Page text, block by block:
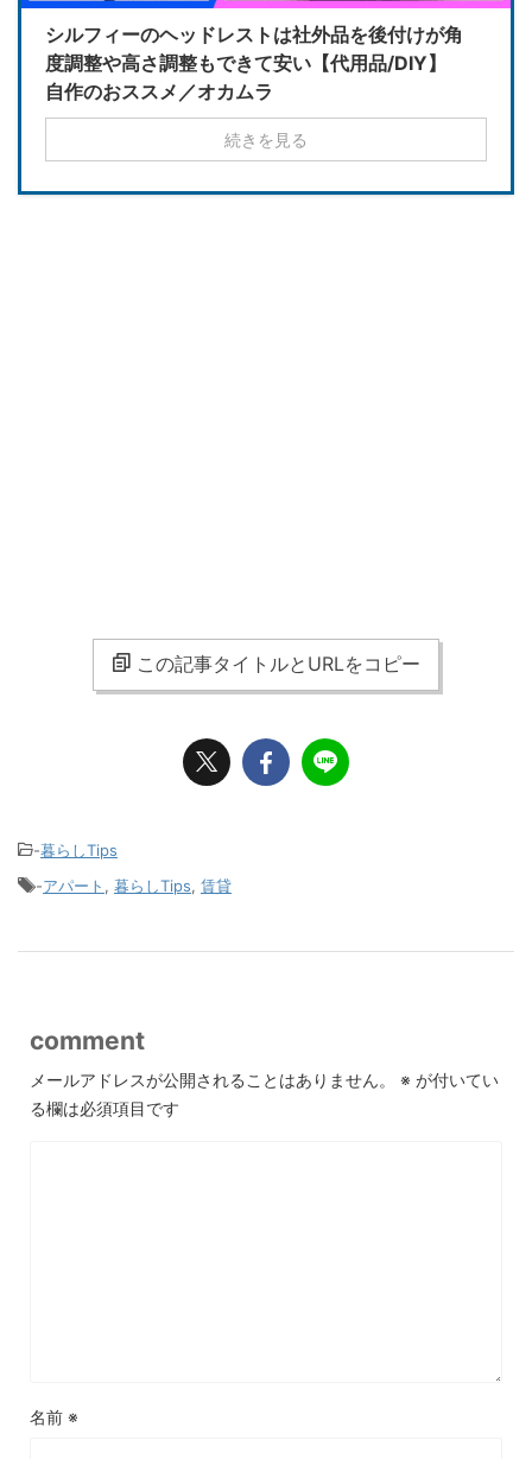
シルフィーのヘッドレストは社外品を後付けが角
度調整や高さ調整もできて安い【代用品/DIY】
自作のおススメ／オカムラ
続きを見る
この記事タイトルとURLをコピー
-暮らしTips
-アパート , 暮らしTips, 賃貸
comment
メールアドレスが公開されることはありません。 ※ が付いてい
る欄は必須項目です
名前 ※